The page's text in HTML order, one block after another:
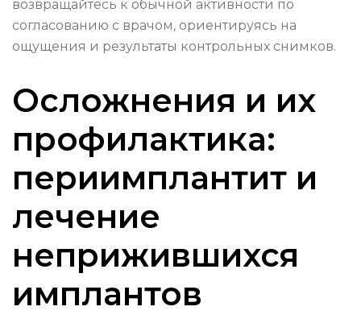
возвращайтесь к обычной активности по
согласованию с врачом, ориентируясь на
ощущения и результаты контрольных снимков.
Осложнения и их
профилактика:
периимплантит и
лечение
неприжившихся
имплантов